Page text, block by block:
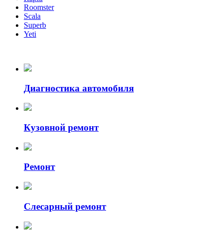
Roomster
Scala
Superb
Yeti
Диагностика автомобиля
Кузовной ремонт
Ремонт
Слесарный ремонт